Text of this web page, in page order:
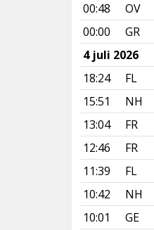
00:48
OV
00:00
GR
4 juli 2026
18:24
FL
15:51
NH
13:04
FR
12:46
FR
11:39
FL
10:42
NH
10:01
GE